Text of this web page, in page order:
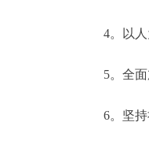
4。以人为
5。全面
6。坚持社